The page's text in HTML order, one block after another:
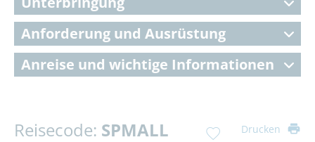
Anforderung und Ausrüstung
Anreise und wichtige Informationen
Reisecode: SPMALL Drucken